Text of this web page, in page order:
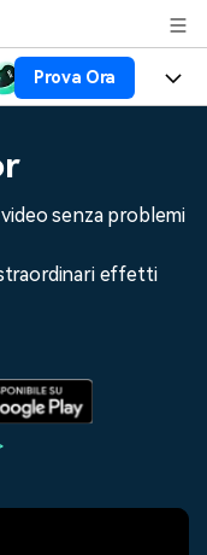
Prova Ora
come i nostri clienti
senza problemi
effetti